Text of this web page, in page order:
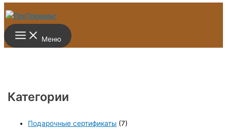
Перейти к содержимому
Меню
Категории
Подарочные сертификаты (7)